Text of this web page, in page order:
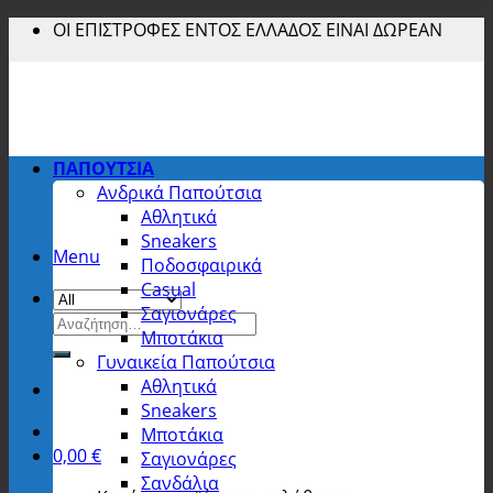
Skip ΟΙ ΕΠΙΣΤΡΟΦΕΣ ΕΝΤΟΣ ΕΛΛΑΔΟΣ ΕΙΝΑΙ ΔΩΡΕΑΝ
Menu
Αναζήτηση
για:
0,00€
ΠΑΠΟΥΤΣΙΑ
Ανδρικά Παπούτσια
Αθλητικά
Sneakers
Ποδοσφαιρικά
Casual
Σαγιονάρες
Μποτάκια
Γυναικεία Παπούτσια
Αθλητικά
Sneakers
Μποτάκια
Σαγιονάρες
Σανδάλια